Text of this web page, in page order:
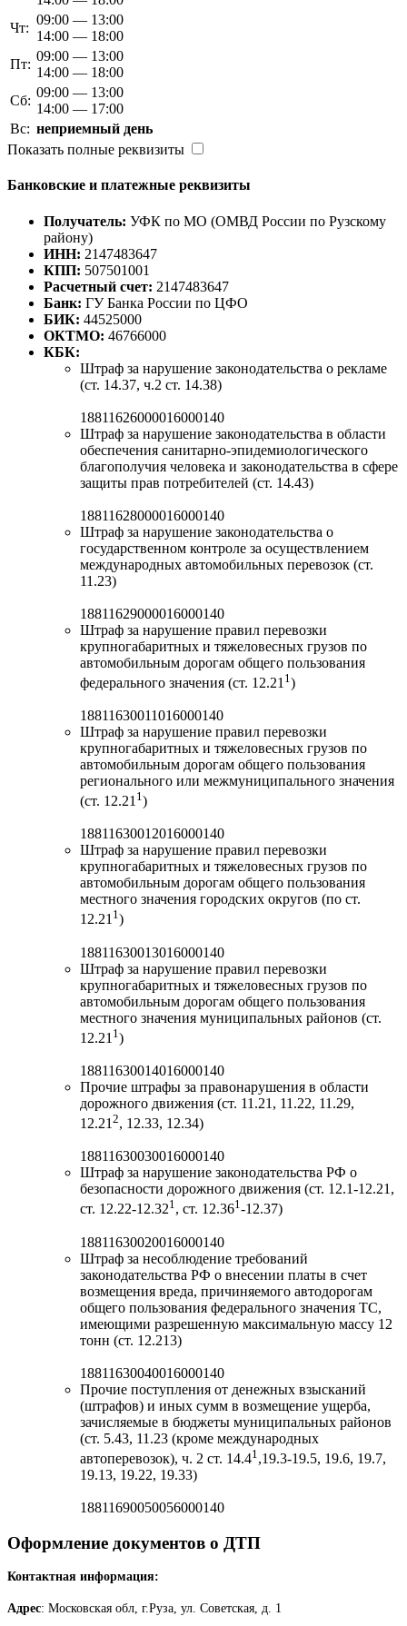
Чт:
09:00 — 13:00
14:00 — 18:00
Пт:
09:00 — 13:00
14:00 — 18:00
Сб:
09:00 — 13:00
14:00 — 17:00
Вс: неприемный день
Показать полные реквизиты
Банковские и платежные реквизиты
Получатель: УФК по МО (ОМВД России по Рузскому
району)
ИНН: 2147483647
КПП: 507501001
Расчетный счет: 2147483647
Банк: ГУ Банка России по ЦФО
БИК: 44525000
ОКТМО: 46766000
КБК:
Штраф за нарушение законодательства о рекламе
(ст. 14.37, ч.2 ст. 14.38)
18811626000016000140
Штраф за нарушение законодательства в области
обеспечения санитарно-эпидемиологического
благополучия человека и законодательства в сфере
защиты прав потребителей (ст. 14.43)
18811628000016000140
Штраф за нарушение законодательства о
государственном контроле за осуществлением
международных автомобильных перевозок (ст.
11.23)
18811629000016000140
Штраф за нарушение правил перевозки
крупногабаритных и тяжеловесных грузов по
автомобильным дорогам общего пользования
федерального значения (ст. 12.21 1 )
18811630011016000140
Штраф за нарушение правил перевозки
крупногабаритных и тяжеловесных грузов по
автомобильным дорогам общего пользования
регионального или межмуниципального значения
(ст. 12.21 1 )
18811630012016000140
Штраф за нарушение правил перевозки
крупногабаритных и тяжеловесных грузов по
автомобильным дорогам общего пользования
местного значения городских округов (по ст.
12.211)
18811630013016000140
Штраф за нарушение правил перевозки
крупногабаритных и тяжеловесных грузов по
автомобильным дорогам общего пользования
местного значения муниципальных районов (ст.
12.21 1 )
18811630014016000140
Прочие штрафы за правонарушения в области
дорожного движения (ст. 11.21, 11.22, 11.29,
12.21 2, 12.33, 12.34)
18811630030016000140
Штраф за нарушение законодательства РФ о
безопасности дорожного движения (ст. 12.1-12.21,
ст. 12.22-12.321, ст. 12.361-12.37)
18811630020016000140
Штраф за несоблюдение требований
законодательства РФ о внесении платы в счет
возмещения вреда, причиняемого автодорогам
общего пользования федерального значения ТС,
имеющими разрешенную максимальную массу 12
тонн (ст. 12.213)
18811630040016000140
Прочие поступления от денежных взысканий
(штрафов) и иных сумм в возмещение ущерба,
зачисляемые в бюджеты муниципальных районов
(ст. 5.43, 11.23 (кроме международных
автоперевозок), ч. 2 ст. 14.41 ,19.3-19.5, 19.6, 19.7,
19.13, 19.22, 19.33)
18811690050056000140
Оформление документов о ДТП
Контактная информация:
Адрес: Московская обл, г.Руза, ул. Советская, д. 1